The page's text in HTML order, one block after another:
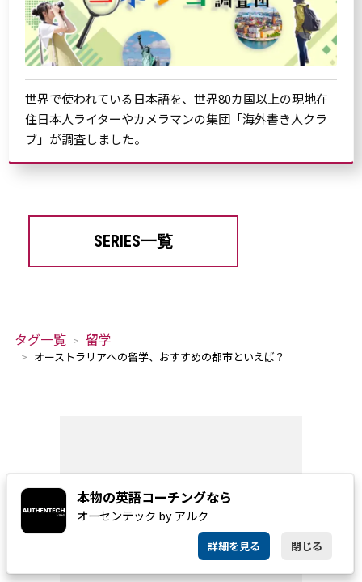
世界で使われている日本語を、世界80カ国以上の現地在
住日本人ライターやカメラマンの集団「海外書き人クラ
ブ」が調査しました。
SERIES一覧
タグ一覧 留学
オーストラリアへの留学、おすすめの都市といえば？
本物の英語コーチングなら
オーセンテック by アルク
詳細を見る 閉じる